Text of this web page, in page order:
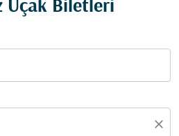
Uçak Biletleri
close